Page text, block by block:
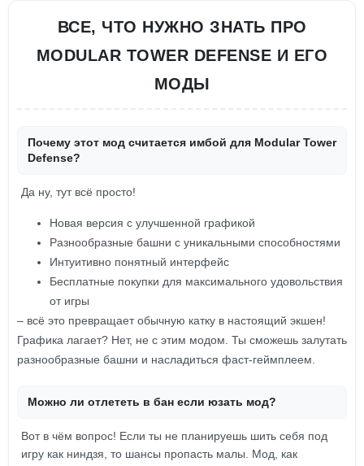
ВСЕ, ЧТО НУЖНО ЗНАТЬ ПРО
MODULAR TOWER DEFENSE И ЕГО
МОДЫ
Почему этот мод считается имбой для Modular Tower
Defense?
Да ну, тут всё просто!
Новая версия с улучшенной графикой
Разнообразные башни с уникальными способностями
Интуитивно понятный интерфейс
Бесплатные покупки для максимального удовольствия
от игры
– всё это превращает обычную катку в настоящий экшен!
Графика лагает? Нет, не с этим модом. Ты сможешь залутать
разнообразные башни и насладиться фаст-геймплеем.
Можно ли отлететь в бан если юзать мод?
Вот в чём вопрос! Если ты не планируешь шить себя под
игру как ниндзя, то шансы пропасть малы. Мод, как